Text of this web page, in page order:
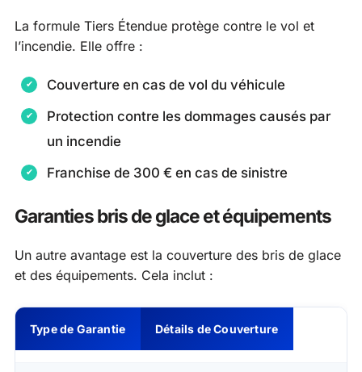
La formule Tiers Étendue protège contre le vol et
l’incendie. Elle offre :
Couverture en cas de vol du véhicule
Protection contre les dommages causés par
un incendie
Franchise de 300 € en cas de sinistre
Garanties bris de glace et équipements
Un autre avantage est la couverture des bris de glace
et des équipements. Cela inclut :
Type de Garantie Détails de Couverture